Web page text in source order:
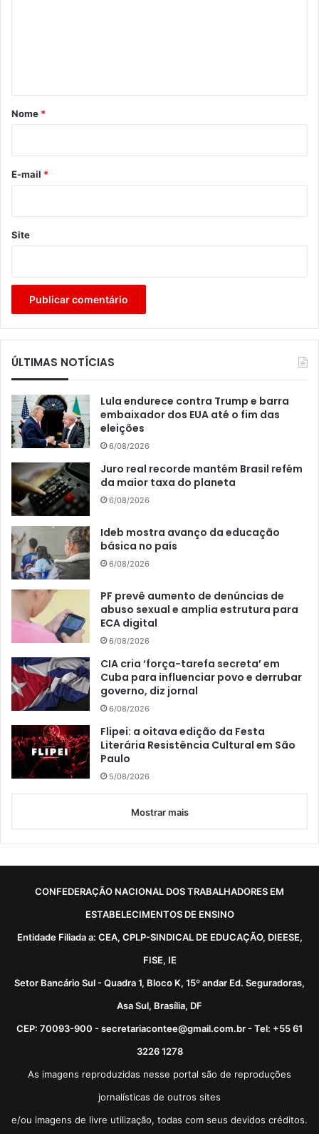
r
*
Nome *
E-mail *
Site
ÚLTIMAS NOTÍCIAS
Lula endurece contra Trump e barra
embaixador dos EUA até o fim das
eleições
6/08/2026
Juro real recorde mantém Brasil refém
da maior taxa do planeta
6/08/2026
Ideb mostra avanço da educação
básica no país
6/08/2026
PF prevê aumento de denúncias de
abuso sexual e amplia estrutura para
ECA digital
6/08/2026
CIA cria ‘força-tarefa secreta’ em
Cuba para influenciar povo e derrubar
governo, diz jornal
6/08/2026
Flipei: a oitava edição da Festa
Literária Resistência Cultural em São
Paulo
5/08/2026
Mostrar mais
CONFEDERAÇÃO NACIONAL DOS TRABALHADORES EM
ESTABELECIMENTOS DE ENSINO
Entidade Filiada a: CEA, CPLP-SINDICAL DE EDUCAÇÃO, DIEESE,
FISE, IE
Setor Bancário Sul - Quadra 1, Bloco K, 15º andar Ed. Seguradoras,
Asa Sul, Brasília, DF
CEP: 70093-900 - secretariacontee@gmail.com.br - Tel: +55 61
3226 1278
As imagens reproduzidas nesse portal são de reproduções
jornalísticas de outros sites
e/ou imagens de livre utilização, todas com seus devidos créditos.